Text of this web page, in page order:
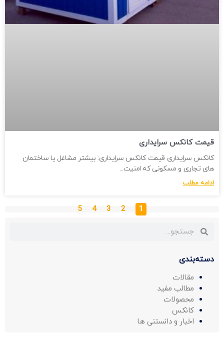
قیمت کانکس سرایداری
کانکس سرایداری قیمت کانکس سرایداری: بیشتر مشاغل یا ساختمان
های تجاری و مسکونی که امنیت
ادامه مطلب
1
2
3
4
5
دسته‌بندی
مقالات
مطالب مفید
محصولات
کانکس
اخبار و دانستنی ها